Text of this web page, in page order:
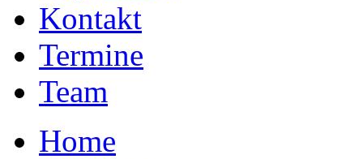
Kontakt
Termine
Team
Home